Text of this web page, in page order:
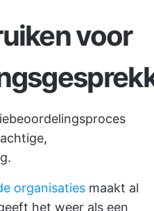
voor
organisaties maakt al
het weer als een